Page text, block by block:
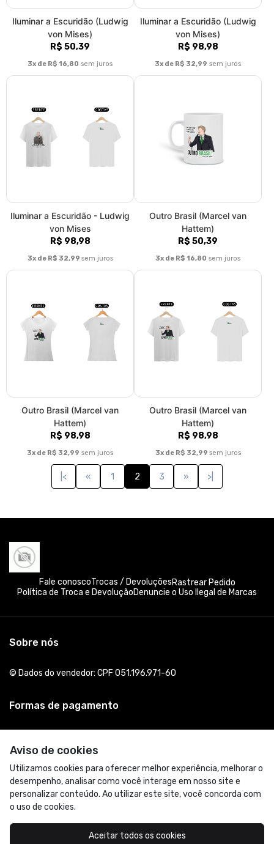
Iluminar a Escuridão (Ludwig
von Mises)
R$ 50,39
3x de R$ 16,80 sem juros
Iluminar a Escuridão (Ludwig
von Mises)
R$ 98,98
3x de R$ 32,99 sem juros
Iluminar a Escuridão - Ludwig
von Mises
R$ 98,98
3x de R$ 32,99 sem juros
Outro Brasil (Marcel van
Hattem)
R$ 50,39
3x de R$ 16,80 sem juros
Outro Brasil (Marcel van
Hattem)
R$ 98,98
3x de R$ 32,99 sem juros
Outro Brasil (Marcel van
Hattem)
R$ 98,98
3x de R$ 32,99 sem juros
|< « 1 2 3 » >|
Aviso de cookies
Utilizamos cookies para oferecer melhor experiência, melhorar o
desempenho, analisar como você interage em nosso site e
personalizar conteúdo. Ao utilizar este site, você concorda com
o uso de cookies.
Aceitar todos os cookies
Fale conoscoTrocas / DevoluçõesRastrear Pedido
Política de Troca e DevoluçãoDenuncie o Uso Ilegal de Marcas
Sobre nós
© Dados do vendedor: CPF 051.196.971-60
Formas de pagamento
Acompanhe-nos: